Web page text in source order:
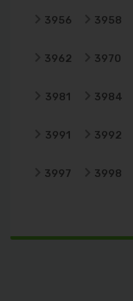
3956 3958
3962 3970
3981 3984
3991 3992
3997 3998